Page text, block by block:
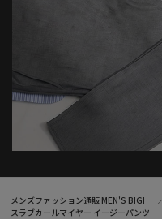
メンズファッション通販 MEN'S BIGI
スラブカールマイヤー イージーパンツ